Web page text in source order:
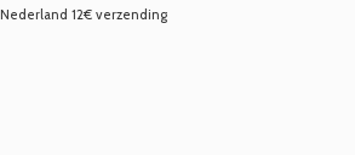
Nederland 12€ verzending